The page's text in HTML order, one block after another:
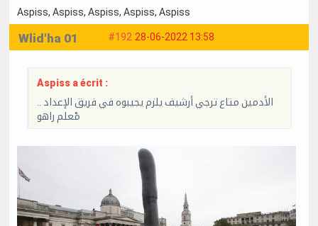
Aspiss, Aspiss, Aspiss, Aspiss, Aspiss
#192 28-06-2022 13:58
Wlid'ha 01
Aspiss a écrit :
الأدمين متاع ترجي أرشيف يلزم يجيبوه في فريق الإعداد ..
مْعلم راهو